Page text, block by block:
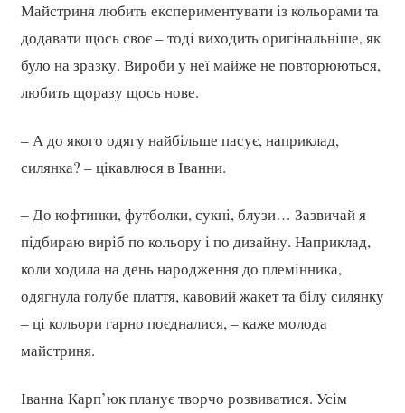
Майстриня любить експериментувати із кольорами та
додавати щось своє – тоді виходить оригінальніше, як
було на зразку. Вироби у неї майже не повторюються,
любить щоразу щось нове.
– А до якого одягу найбільше пасує, наприклад,
силянка? – цікавлюся в Іванни.
– До кофтинки, футболки, сукні, блузи… Зазвичай я
підбираю виріб по кольору і по дизайну. Наприклад,
коли ходила на день народження до племінника,
одягнула голубе плаття, кавовий жакет та білу силянку
– ці кольори гарно поєдналися, – каже молода
майстриня.
Іванна Карп’юк планує творчо розвиватися. Усім